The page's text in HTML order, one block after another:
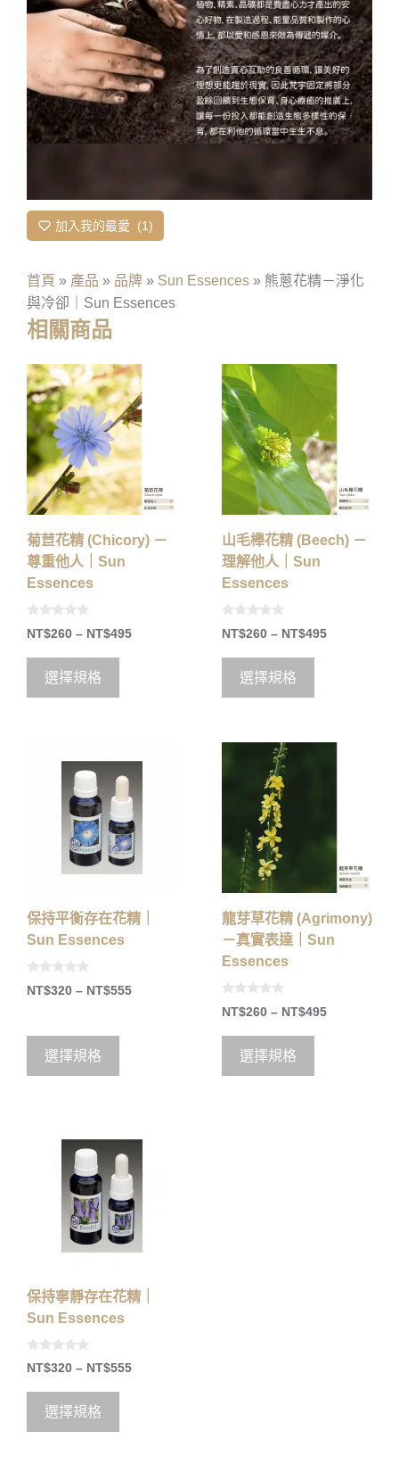
加入我的最愛 1
首頁 » 產品 » 品牌 » Sun Essences » 熊蔥花精－淨化
與冷卻｜Sun Essences
相關商品
菊苣花精 (Chicory) －
尊重他人｜Sun
Essences
0
o
5
NT$260 – NT$495
選擇規格
山毛櫸花精 (Beech) －
理解他人｜Sun
Essences
0
o
5
NT$260 – NT$495
選擇規格
保持平衡存在花精｜
Sun Essences
0
oNT$320 – NT$555
選擇規格
龍芽草花精 (Agrimony)
－真實表達｜Sun
Essences
0
o
t
5
NT$260 – NT$495
選擇規格
保持寧靜存在花精｜
Sun Essences
0
o
5
NT$320 – NT$555
選擇規格